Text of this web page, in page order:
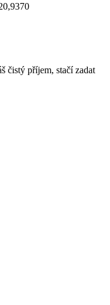
čistý příjem, stačí zadat